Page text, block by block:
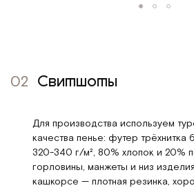
02 Свитшоты
Для производства используем
качества пенье: футер трёхнитка
320-340 г/м², 80% хлопок и 20%
горловины, манжеты и низ
кашкорсе — плотная резинка,